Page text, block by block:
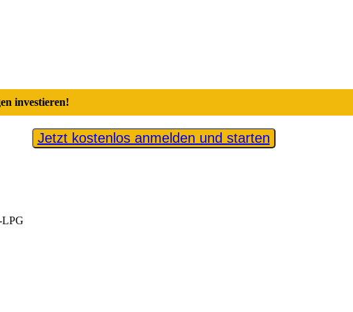
investieren!
Jetzt kostenlos anmelden und starten
LPG